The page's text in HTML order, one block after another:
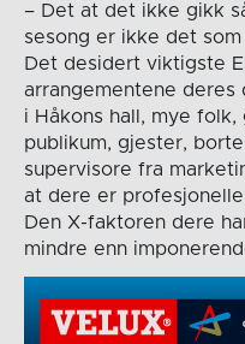
– Det at det ikke gikk
sesong er ikke det
Det desidert viktigste
arrangementene deres
i Håkons hall, mye
publikum, gjester,
supervisore fra
at dere er
Den X-faktoren dere
mindre enn